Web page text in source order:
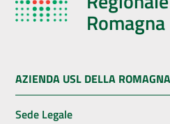
Romagna
AZIENDA USL DELLA ROMAGNA
Sede Legale